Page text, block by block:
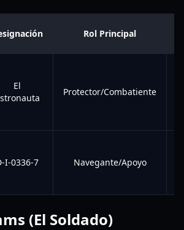
Rol Principal
El
Protector/Combatiente
I-0336-7 Navegante/Apoyo
(El Soldado)